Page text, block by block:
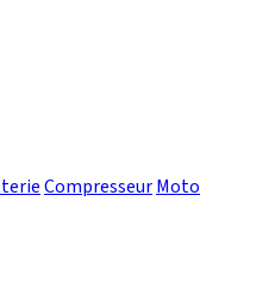
CompresseurMoto